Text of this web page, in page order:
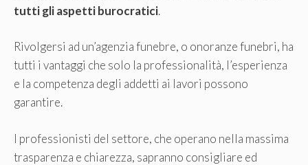
tutti gli aspetti burocratici.
Rivolgersi ad un’agenzia funebre, o onoranze funebri, ha
tutti i vantaggi che solo la professionalità, l’esperienza
e la competenza degli addetti ai lavori possono
garantire.
I professionisti del settore, che operano nella massima
trasparenza e chiarezza, sapranno consigliare ed